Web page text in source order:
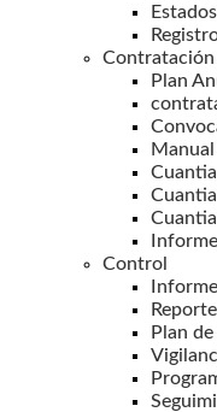
Contratación
Plan
Control
Plan